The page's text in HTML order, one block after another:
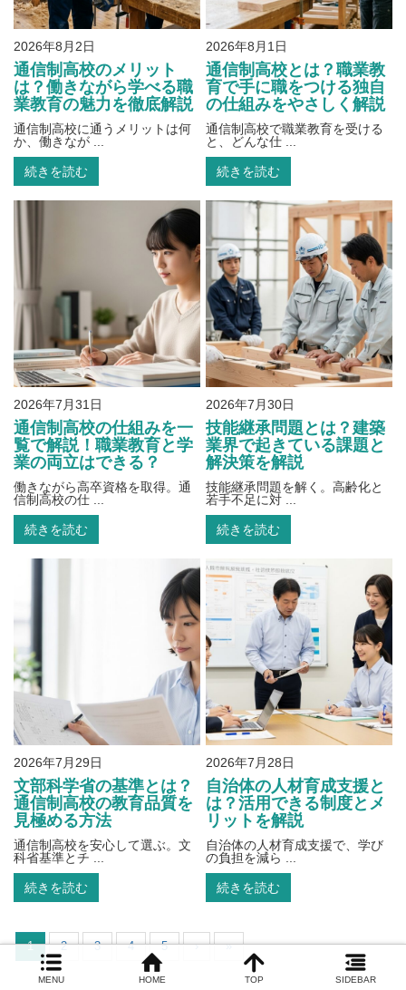
2026年8月2日
通信制高校のメリット
は？働きながら学べる職
業教育の魅力を徹底解説
通信制高校に通うメリットは何
か、働きなが ...
続きを読む
2026年8月1日
通信制高校とは？職業教
育で手に職をつける独自
の仕組みをやさしく解説
通信制高校で職業教育を受ける
と、どんな仕 ...
続きを読む
2026年7月31日
通信制高校の仕組みを一
覧で解説！職業教育と学
業の両立はできる？
働きながら高卒資格を取得。通
信制高校の仕 ...
続きを読む
2026年7月30日
技能継承問題とは？建築
業界で起きている課題と
解決策を解説
技能継承問題を解く。高齢化と
若手不足に対 ...
続きを読む
2026年7月29日
文部科学省の基準とは？
通信制高校の教育品質を
見極める方法
通信制高校を安心して選ぶ。文
科省基準とチ ...
続きを読む
2026年7月28日
自治体の人材育成支援と
は？活用できる制度とメ
リットを解説
自治体の人材育成支援で、学び
の負担を減ら ...
続きを読む
1 2 3 4 5 › »
MENU HOME TOP SIDEBAR